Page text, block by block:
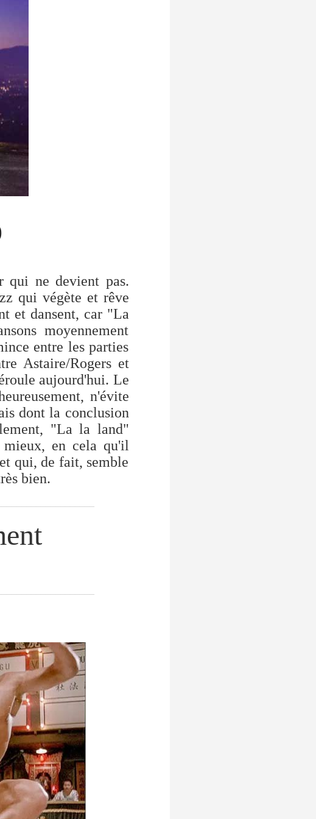
qui ne devient pas.
qui végète et rêve
et dansent, car "La
moyennement
entre les parties
Astaire/Rogers et
aujourd'hui. Le
n'évite
dont la conclusion
"La la land"
en cela qu'il
qui, de fait, semble
bien.